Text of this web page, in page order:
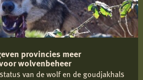
provincies meer
wolvenbeheer
van de wolf en de goudjakhals